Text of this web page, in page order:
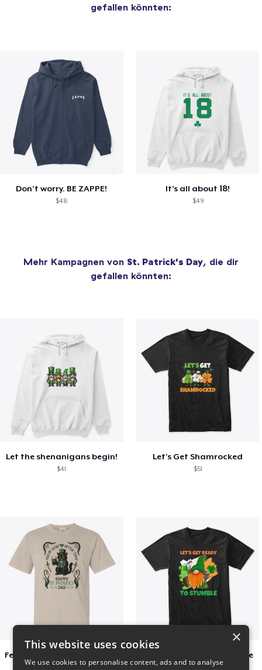
gefallen könnten:
Don’t worry. BE ZAPPE!
$48
It’s all about 18!
$49
Mehr Kampagnen von St. Patrick's Day, die dir
gefallen könnten:
Let the shenanigans begin!
$41
Let's Get Shamrocked
$51
Let's Get Ready To Stumble
×
This website uses cookies
We use cookies to personalise content, ads and to analyse